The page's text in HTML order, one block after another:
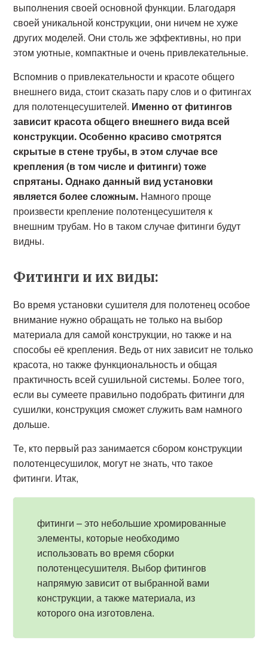
выполнения своей основной функции. Благодаря
своей уникальной конструкции, они ничем не хуже
других моделей. Они столь же эффективны, но при
этом уютные, компактные и очень привлекательные.
Вспомнив о привлекательности и красоте общего
внешнего вида, стоит сказать пару слов и о фитингах
для полотенцесушителей. Именно от фитингов
зависит красота общего внешнего вида всей
конструкции. Особенно красиво смотрятся
скрытые в стене трубы, в этом случае все
крепления (в том числе и фитинги) тоже
спрятаны. Однако данный вид установки
является более сложным. Намного проще
произвести крепление полотенцесушителя к
внешним трубам. Но в таком случае фитинги будут
видны.
Фитинги и их виды:
Во время установки сушителя для полотенец особое
внимание нужно обращать не только на выбор
материала для самой конструкции, но также и на
способы её крепления. Ведь от них зависит не только
красота, но также функциональность и общая
практичность всей сушильной системы. Более того,
если вы сумеете правильно подобрать фитинги для
сушилки, конструкция сможет служить вам намного
дольше.
Те, кто первый раз занимается сбором конструкции
полотенцесушилок, могут не знать, что такое
фитинги. Итак,
фитинги – это небольшие хромированные
элементы, которые необходимо
использовать во время сборки
полотенцесушителя. Выбор фитингов
напрямую зависит от выбранной вами
конструкции, а также материала, из
которого она изготовлена.